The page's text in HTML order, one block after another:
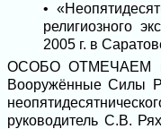
•
религиозного
2005 г. в
ОСОБО ОТМЕЧАЕМ
Вооружённые Силы
руководитель С.В.